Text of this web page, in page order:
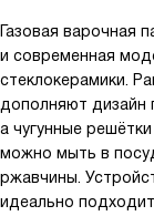
Газовая варочная
и современная
стеклокерамики.
дополняют дизайн
а чугунные
можно мыть в
ржавчины.
идеально